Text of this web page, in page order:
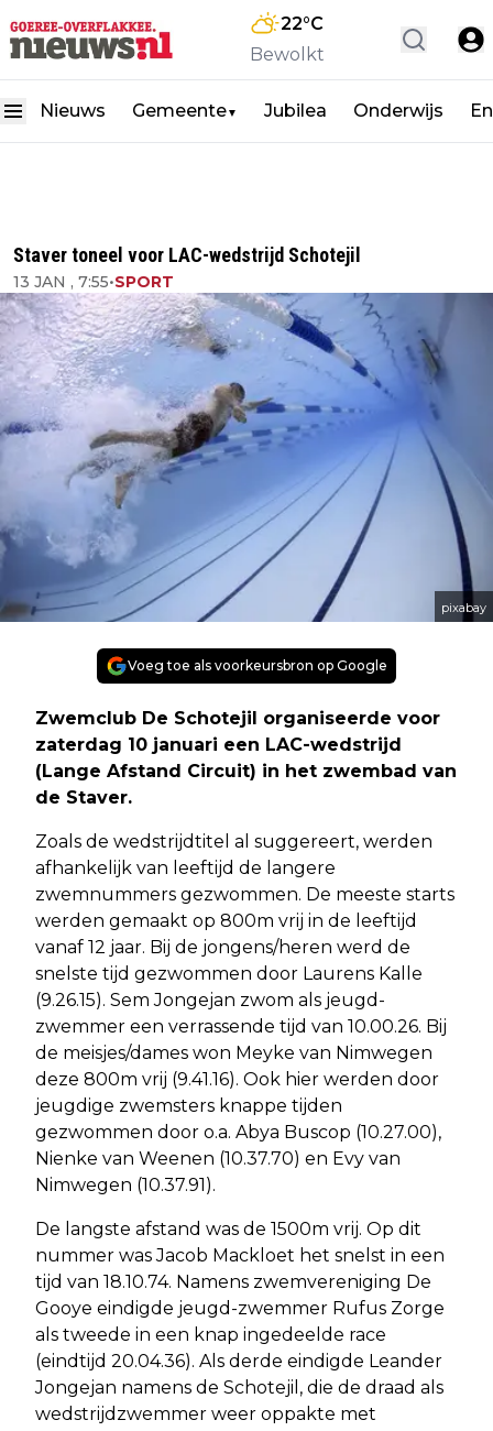
22°C
Bewolkt
Nieuws Gemeente▼ Jubilea Onderwijs
Staver toneel voor LAC-wedstrijd Schotejil
13 JAN , 7:55•SPORT
pixabay
Voeg toe als voorkeursbron op Google
Zwemclub De Schotejil organiseerde voor
zaterdag 10 januari een LAC-wedstrijd
(Lange Afstand Circuit) in het zwembad van
de Staver.
Zoals de wedstrijdtitel al suggereert, werden
afhankelijk van leeftijd de langere
zwemnummers gezwommen. De meeste starts
werden gemaakt op 800m vrij in de leeftijd
vanaf 12 jaar. Bij de jongens/heren werd de
snelste tijd gezwommen door Laurens Kalle
(9.26.15). Sem Jongejan zwom als jeugd-
zwemmer een verrassende tijd van 10.00.26. Bij
de meisjes/dames won Meyke van Nimwegen
deze 800m vrij (9.41.16). Ook hier werden door
jeugdige zwemsters knappe tijden
gezwommen door o.a. Abya Buscop (10.27.00),
Nienke van Weenen (10.37.70) en Evy van
Nimwegen (10.37.91).
De langste afstand was de 1500m vrij. Op dit
nummer was Jacob Mackloet het snelst in een
tijd van 18.10.74. Namens zwemvereniging De
Gooye eindigde jeugd-zwemmer Rufus Zorge
als tweede in een knap ingedeelde race
(eindtijd 20.04.36). Als derde eindigde Leander
Jongejan namens de Schotejil, die de draad als
wedstrijdzwemmer weer oppakte met